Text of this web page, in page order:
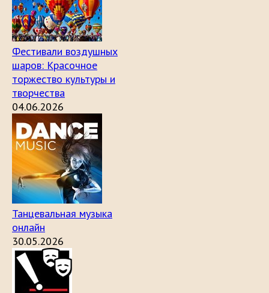
Фестивали воздушных
шаров: Красочное
торжество культуры и
творчества
04.06.2026
Танцевальная музыка
онлайн
30.05.2026